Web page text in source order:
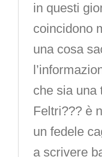
in questi
coincidono
una cosa
che sia una
Feltri??? è
un fedele
a scrivere